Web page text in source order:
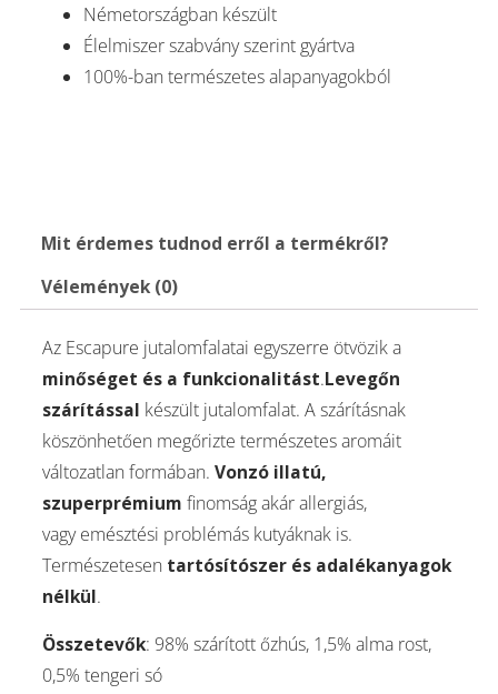
Németországban készült
Élelmiszer szabvány szerint gyártva
100%-ban természetes alapanyagokból
Mit érdemes tudnod erről a termékről?
Vélemények (0)
Az Escapure jutalomfalatai egyszerre ötvözik a
minőséget és a funkcionalitást.Levegőn
szárítással készült jutalomfalat. A szárításnak
köszönhetően megőrizte természetes aromáit
változatlan formában.Vonzó illatú,
szuperprémium finomság akár allergiás,
vagy emésztési problémás kutyáknak is.
Természetesen tartósítószer és adalékanyagok
nélkül.
Összetevők: 98% szárított őzhús, 1,5% alma rost,
0,5% tengeri só